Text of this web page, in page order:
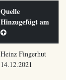
Quelle
Hinzugefügt am
Heinz Fingerhut
14.12.2021